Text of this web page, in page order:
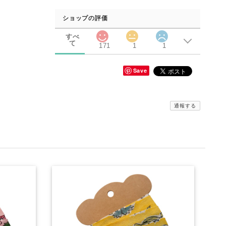
ショップの評価
すべ
て
171 1 1
Save
通報する